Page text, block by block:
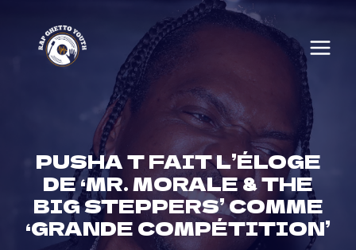
content
PUSHA T FAIT L’ÉLOGE
DE ‘MR. MORALE & THE
BIG STEPPERS’ COMME
‘GRANDE COMPÉTITION’